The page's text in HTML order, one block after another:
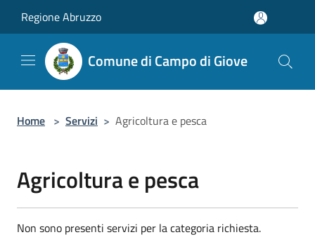
Regione Abruzzo
Comune di Campo di Giove
Home > Servizi > Agricoltura e pesca
Agricoltura e pesca
Non sono presenti servizi per la categoria richiesta.